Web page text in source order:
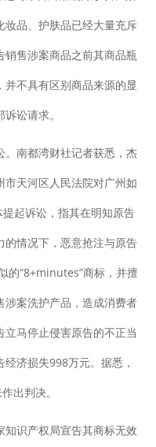
品、护肤品已经大量充斥
售涉案商品之前其商品瓶
不具有区别商品来源的显
讼请求。
南都湾财社记者获悉，杰
天河区人民法院对广州如
起诉讼，指其在明知原告
情况下，恶意抢注与原告
的“8+minutes”商标，并擅
涉案洗护产品，造成消费者
马停止侵害原告的不正当
济损失998万元。据悉，
出判决。
识产权局宣告其商标无效